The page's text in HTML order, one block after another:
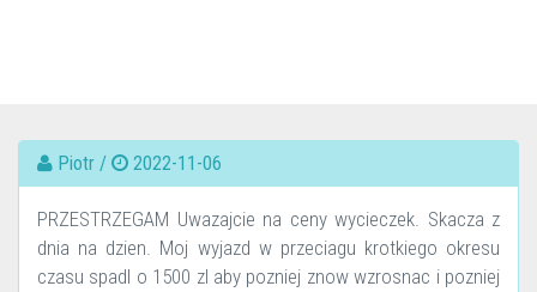
Piotr / 2022-11-06
PRZESTRZEGAM Uwazajcie na ceny wycieczek. Skacza z
dnia na dzien. Moj wyjazd w przeciagu krotkiego okresu
czasu spadl o 1500 zl aby pozniej znow wzrosnac i pozniej